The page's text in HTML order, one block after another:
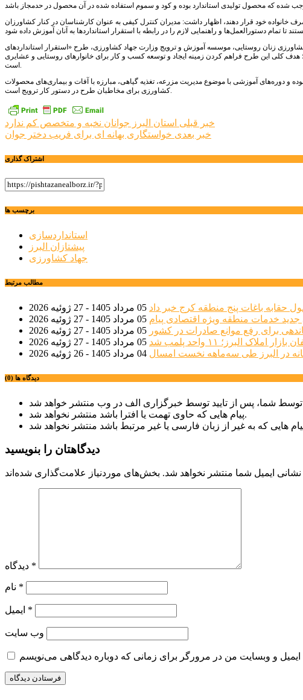
خانواده خود قرار دهند، اظهار داشت: مدیران کنترل کیفی به عنوان کارشناسان در کنار کشاورزان
زنان روستایی، موسسه آموزش و ترویج وزارت جهاد کشاورزی، طرح «استقرار استانداردهای
هدف کلی این طرح فراهم کردن زمینه ایجاد و توسعه کسب و کار برای خانوارهای روستایی و عشایری
است.
و دوره‌های آموزشی با موضوع مدیریت مزرعه، تغذیه گیاهی، مبارزه با آفات و بیماری‌های محصولات
کشاورزی برای مخاطبان طرح در دستور کار ترویج است.
راهبری
نوشته
خبر قبلی استان البرز جوانان نخبه و متخصص کم ندارد
خبر بعدی خواستگاری بهانه ای برای فریب دختر جوان
اشتراک گذاری
برچسب ها
استانداردسازی
پیشتازان البرز
جهاد کشاورزی
مطالب مرتبط
حقابه باغات پنج منطقه کرج خبر داد 05 مرداد 1405 - 27 ژوئیه 2026
خدمات منطقه ویژه اقتصادی پیام 05 مرداد 1405 - 27 ژوئیه 2026
برای رفع موانع صادرات در کشور 05 مرداد 1405 - 27 ژوئیه 2026
البرز؛ ۱۱ واحد پلمب شد
05 مرداد 1405 - 27 ژوئیه 2026
04 مرداد 1405 - 26 ژوئیه 2026
دیدگاه ها (0)
پیام هایی که حاوی تهمت یا افترا باشد منتشر نخواهد شد.
دیدگاهتان را بنویسید
نشانی ایمیل شما منتشر نخواهد شد.
*
*
*
وب‌ سایت